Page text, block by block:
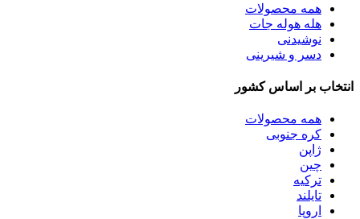
همه محصولات
هله هوله جات
نوشیدنی
دسر و شیرینی
انتخاب بر اساس کشور
همه محصولات
کره جنوبی
ژاپن
چین
ترکیه
تایلند
اروپا